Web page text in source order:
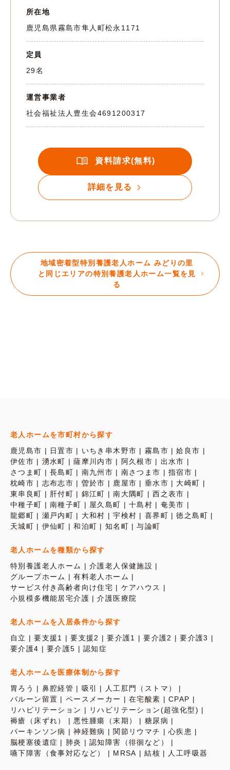
所在地
鹿児島県霧島市隼人町松永1171
定員
29名
運営事業者
社会福祉法人豊生会4691200317
資料請求(無料)
詳細を見る
地域密着型特別養護老人ホーム みどりの里
と同じエリアの特別養護老人ホーム一覧を見
る
老人ホームを市町村から探す
鹿児島市
日置市 いちき串木野市 霧島市
姶良市
伊佐市
湧水町 薩摩川内市 阿久根市
出水市
さつま町
長島町 南九州市 南さつま市
指宿市
枕崎市
志布志市 曽於市 鹿屋市 垂水市
大崎町
東串良町
肝付町 錦江町 南大隅町
西之表市
中種子町
南種子町 屋久島町 十島村
奄美市
龍郷町
瀬戸内町 大和村 宇検村 喜界町
徳之島町
天城町
伊仙町 和泊町 知名町 与論町
老人ホームを種類から探す
特別養護老人ホーム
介護老人保健施設
グループホーム
有料老人ホーム
サービス付き高齢者向け住宅
ケアハウス
小規模多機能居宅介護
介護医療院
老人ホームを入居条件から探す
自立
要支援1 要支援2 要介護1 要介護2
要介護3
要介護4
要介護5 認知症
老人ホームを医療体制から探す
胃ろう
鼻腔経管 吸引
人工肛門（ストマ）
バルーン留置
ペースメーカー 在宅酸素
CPAP
リハビリテーション
リハビリテーション(超強化型)
褥瘡（床ずれ）
悪性腫瘍（末期）
糖尿病
パーキンソン病
神経難病 関節リウマチ
心疾患
脳梗塞後遺症
肺炎
認知障害（徘徊など）
嚥下障害（食事対応など）
MRSA 結核 人工呼吸器